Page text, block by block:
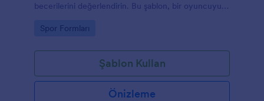
becerilerini değerlendirin. Bu şablon, bir oyuncuyu
içerir.
Go to Category:
Spor Formları
Şablon Kullan
Önizleme